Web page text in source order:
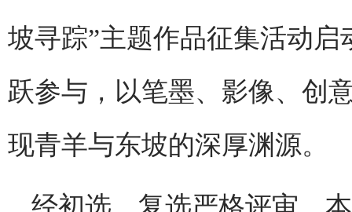
坡寻踪”主题作品征集活动
跃参与，以笔墨、影像、创
现青羊与东坡的深厚渊源。
经初选、复选严格评审，